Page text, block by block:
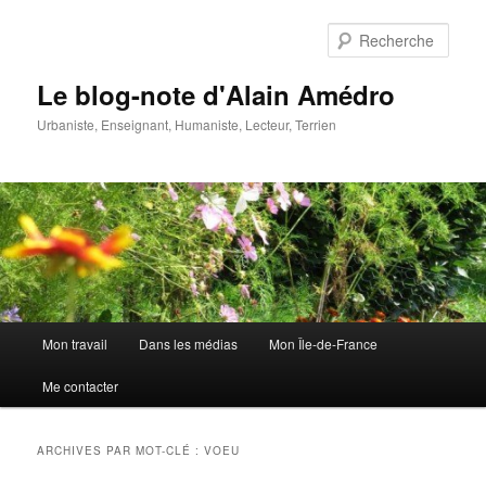
Le blog-note d'Alain Amédro
Urbaniste, Enseignant, Humaniste, Lecteur, Terrien
principal
Mon travail Dans les médias Mon Île-de-France
Me contacter
ARCHIVES PAR MOT-CLÉ :VOEU